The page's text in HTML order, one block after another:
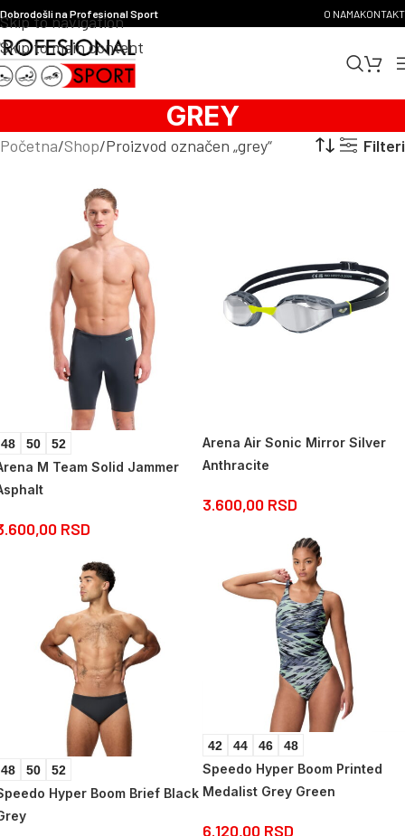
Skip to navigation
Skip to main content
Dobrodošli na Profesional Sport O NAMAKONTAKT
GREY
Početna Shop Proizvod označen „grey“ Filteri
48 50 52
M Team Solid Jammer
RSD
Arena Air Sonic Mirror Silver
Anthracite
3.600,00 RSD
42 44 46 48
Speedo Hyper Boom Printed
Medalist Grey Green
6.120,00 RSD
48 50 52
Hyper Boom Brief Black